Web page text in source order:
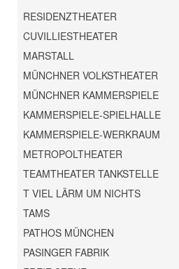
RESIDENZTHEATER
CUVILLIESTHEATER
MARSTALL
MÜNCHNER VOLKSTHEATER
MÜNCHNER KAMMERSPIELE
KAMMERSPIELE-SPIELHALLE
KAMMERSPIELE-WERKRAUM
METROPOLTHEATER
TEAMTHEATER TANKSTELLE
T VIEL LÄRM UM NICHTS
TAMS
PATHOS MÜNCHEN
PASINGER FABRIK